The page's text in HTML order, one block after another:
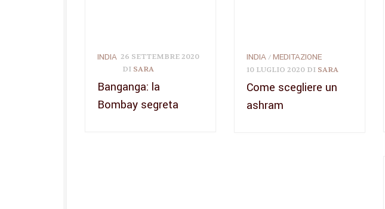
INDIA 26 SETTEMBRE 2020
DI SARA
Banganga: la
Bombay segreta
INDIA/MEDITAZIONE
10 LUGLIO 2020DI SARA
Come scegliere un
ashram